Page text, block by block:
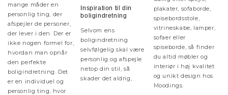
mange måder en
personlig ting, der
afspejler de personer,
der lever i den. Der er
ikke nogen formel for,
hvordan man opnår
den perfekte
boligindretning. Det
er en individuel og
personlig ting, hvor
Inspiration til din
boligindretning
Selvom ens
boligindretning
selvfølgelig skal være
personlig og afspejle
netop din stil, så
skader det aldrig,
plakater, sofaborde,
spisebordsstole,
vitrineskabe, lamper,
sofaer eller
spiseborde, så finder
du altid møbler og
interiør i høj kvalitet
og unikt design hos
Moodings.